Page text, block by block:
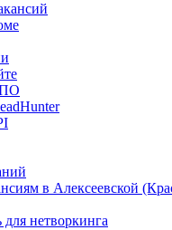
ПО
в Алексеевской
для нетворкинга